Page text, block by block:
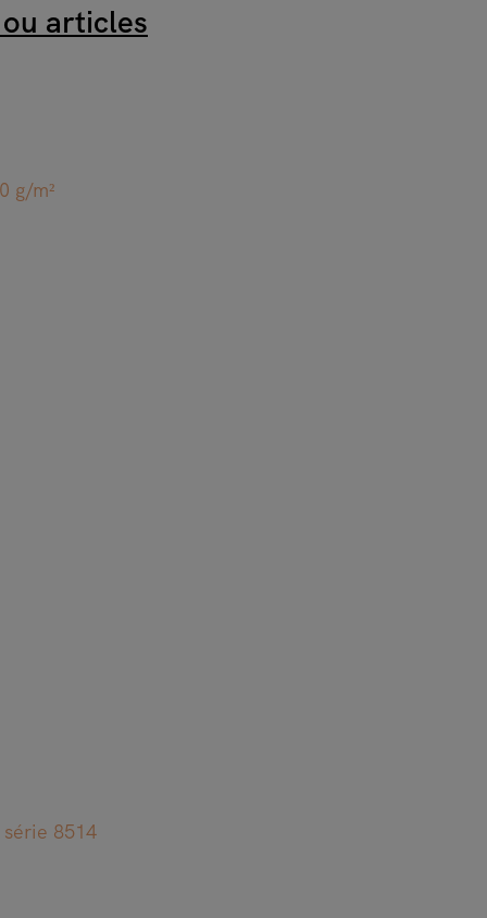
articles
g/m²
8514